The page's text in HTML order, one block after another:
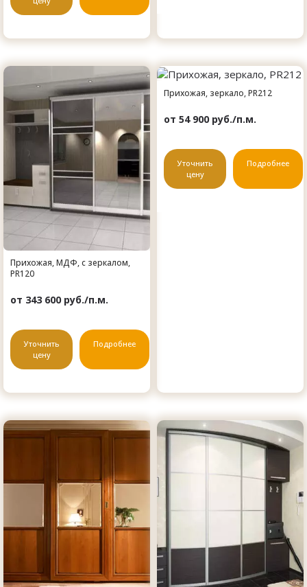
Прихожая, МДФ, с зеркалом,
PR120
от 343 600 руб./п.м.
Уточнить
цену
Подробнее
Прихожая, зеркало, PR212
от 54 900 руб./п.м.
Уточнить
цену
Подробнее